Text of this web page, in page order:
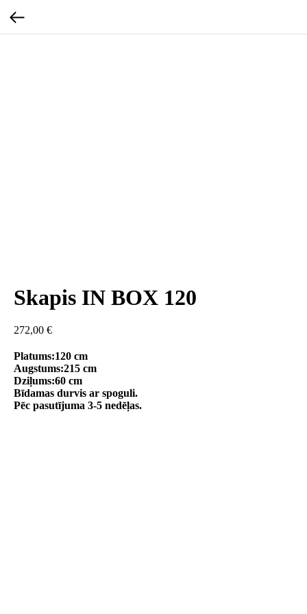
Skapis IN BOX 120
272,00 €
Platums:120 cm
Augstums:215 cm
Dziļums:60 cm
Bīdamas durvis ar spoguli.
Pēc pasutījuma 3-5 nedēļas.